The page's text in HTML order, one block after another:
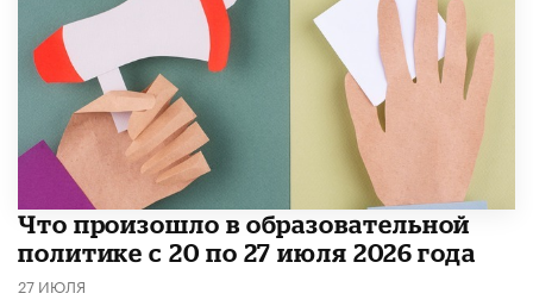
​Что произошло в образовательной
политике с 20 по 27 июля 2026 года
27 ИЮЛЯ